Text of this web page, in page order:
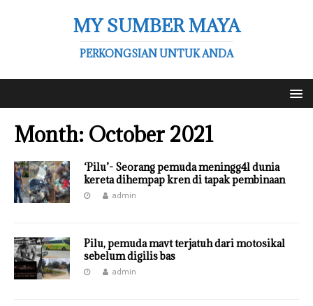
MY SUMBER MAYA
PERKONGSIAN UNTUK ANDA
Month: October 2021
‘Pilu’- Seorang pemuda meningg4l dunia
kereta dihempap kren di tapak pembinaan
admin
Pilu, pemuda mavt terjatuh dari motosikal
sebelum digilis bas
admin